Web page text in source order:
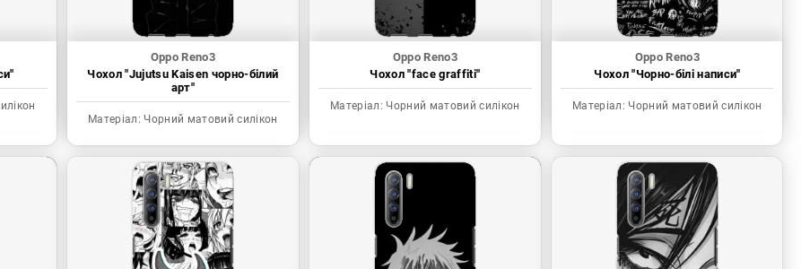
Oppo Reno3
Чохол "Jujutsu Kaisen чорно-білий
арт"
Матеріал: Чорний матовий силікон
Oppo Reno3
Чохол "face graffiti"
Матеріал: Чорний матовий силікон
Oppo Reno3
Чохол "Чорно-білі написи"
Матеріал: Чорний матовий силікон